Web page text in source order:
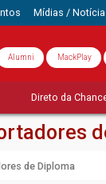
Mídias /
Alumni MackPlay
Direto da
de Diploma